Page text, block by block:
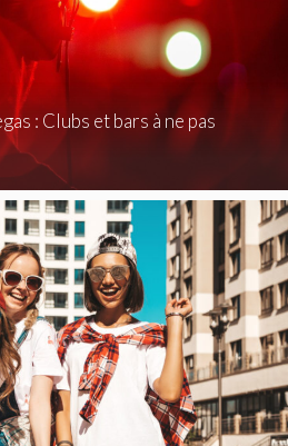
: Clubs et bars à ne pas